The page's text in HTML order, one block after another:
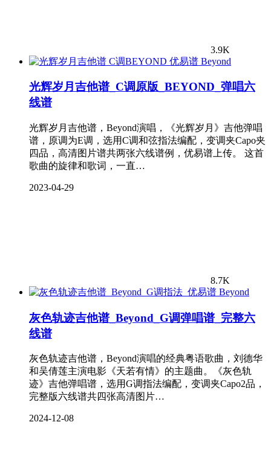
3.9K
Beyond
光辉岁月吉他谱_C调原版_BEYOND_弹唱六
线谱
光辉岁月吉他谱，Beyond演唱，《光辉岁月》吉他弹唱
谱，原调为E调，选用C调和弦指法编配，变调夹Capo夹
四品，高清图片谱共两张六线谱例，优易谱上传。 这首
歌曲的旋律和歌词，一直…
2023-04-29
8.7K
Beyond
灰色轨迹吉他谱_Beyond_G调弹唱谱_完整六
线谱
灰色轨迹吉他谱，Beyond演唱的经典粤语歌曲，刘德华
和吴倩莲主演电影《天若有情》的主题曲。《灰色轨
迹》吉他弹唱谱，选用G调指法编配，变调夹Capo2品，
完整版六线谱共四张高清图片…
2024-12-08